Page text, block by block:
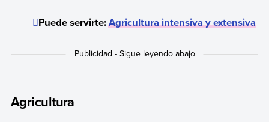
Puede servirte:Agricultura intensiva y extensiva
Agricultura